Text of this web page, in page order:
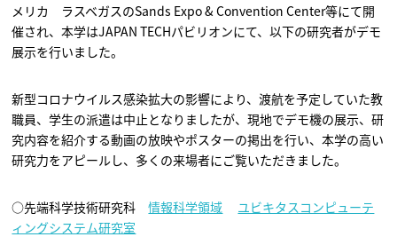
メリカ ラスベガスのSands Expo & Convention Center等にて開
催され、本学はJAPAN TECHパビリオンにて、以下の研究者がデモ
展示を行いました。
新型コロナウイルス感染拡大の影響により、渡航を予定していた教
職員、学生の派遣は中止となりましたが、現地でデモ機の展示、研
究内容を紹介する動画の放映やポスターの掲出を行い、本学の高い
研究力をアピールし、多くの来場者にご覧いただきました。
○先端科学技術研究科情報科学領域
ユビキタスコンピューテ
ィングシステム研究室